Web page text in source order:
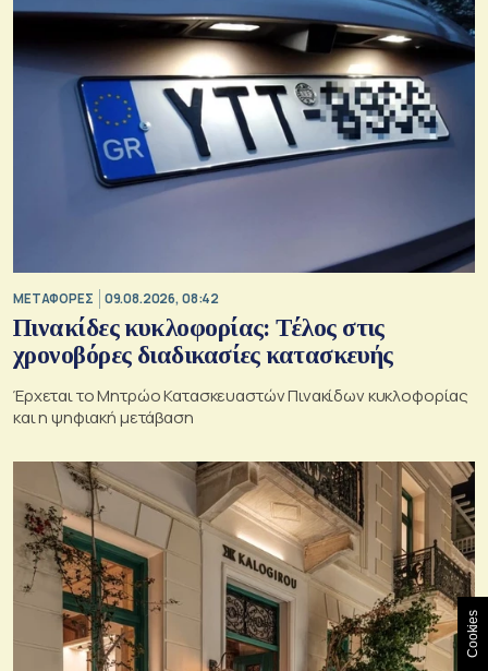
ΜΕΤΑΦΟΡΕΣ 09.08.2026, 08:42
Πινακίδες κυκλοφορίας: Τέλος στις
χρονοβόρες διαδικασίες κατασκευής
Έρχεται το Μητρώο Κατασκευαστών Πινακίδων κυκλοφορίας
και η ψηφιακή μετάβαση
Cookies